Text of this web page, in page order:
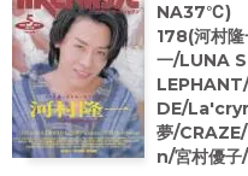
NA37℃)
178(河村
一/LUNA
DE/
夢/
n/宮村優子